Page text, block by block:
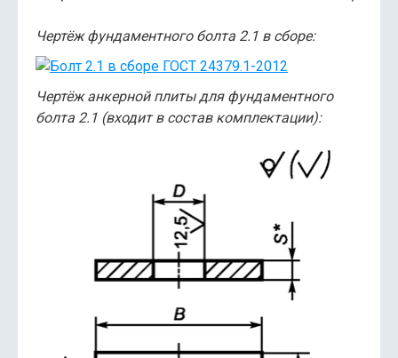
Чертёж фундаментного болта 2.1 в сборе:
Чертёж анкерной плиты для фундаментного
болта 2.1 (входит в состав комплектации):